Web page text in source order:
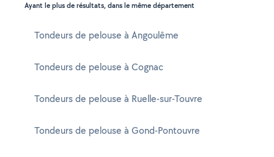
Ayant le plus de résultats, dans le même département
Tondeurs de pelouse à Angoulême
Tondeurs de pelouse à Cognac
Tondeurs de pelouse à Ruelle-sur-Touvre
Tondeurs de pelouse à Gond-Pontouvre